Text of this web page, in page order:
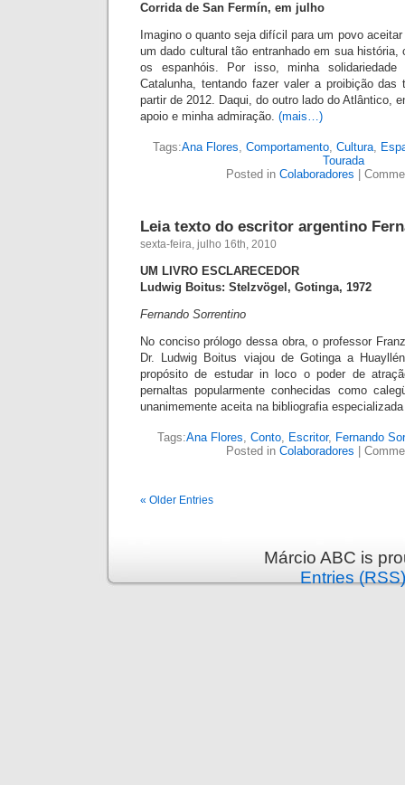
Corrida de San Fermín, em julho
Imagino o quanto seja difícil para um povo
um dado cultural tão entranhado em sua história,
os espanhóis. Por isso, minha
Catalunha, tentando fazer valer a proibição das
partir de 2012. Daqui, do outro lado do Atlântico,
apoio e minha admiração. (mais…)
Tags:Ana Flores, Comportamento, Cultura,
Tourada
Posted in Colaboradores
Leia texto do escritor argentino
sexta-feira, julho 16th, 2010
UM LIVRO ESCLARECEDOR
Ludwig Boitus: Stelzvögel, Gotinga, 1972
Fernando Sorrentino
No conciso prólogo dessa obra, o professor
Dr. Ludwig Boitus viajou de Gotinga a
propósito de estudar in loco o poder de
pernaltas popularmente conhecidas como
unanimemente aceita na bibliografia
Tags:Ana Flores, Conto, Escritor, Fernando
Posted in Colaboradores
« Older Entries
Márcio ABC is
Entries (RSS)